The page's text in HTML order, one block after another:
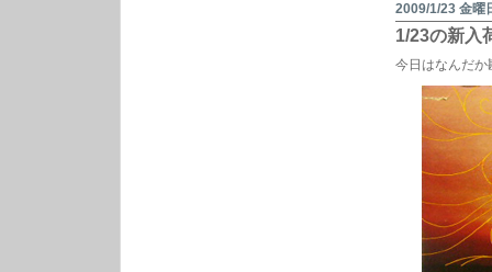
2009/1/23 金曜
1/23の新入
今日はなんだか